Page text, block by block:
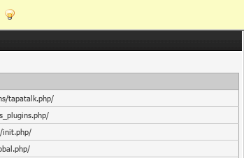
/inc/plugins/tapatalk.php
/inc/class_plugins.php
/inc/init.php
/global.php